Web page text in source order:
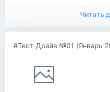
Читать
#Тест-Драйв №01 (Январь